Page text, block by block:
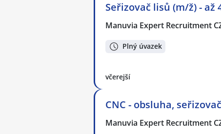
Seřizovač lisů (m/ž) - až
Manuvia Expert Recruitment
Plný úvazek
včerejší
CNC - obsluha,
Manuvia Expert Recruitment